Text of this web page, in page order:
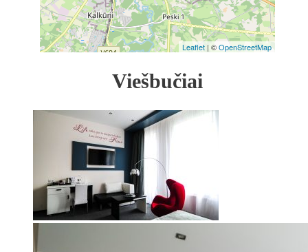
Leaflet | ©OpenStreetMap
Viešbučiai